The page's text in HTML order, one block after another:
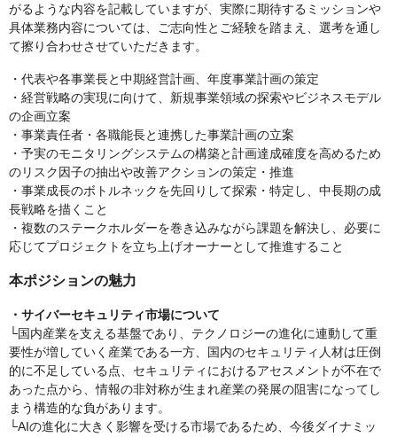
がるような内容を記載していますが、実際に期待するミッションや
具体業務内容については、ご志向性とご経験を踏まえ、選考を通し
て擦り合わせさせていただきます。
・代表や各事業長と中期経営計画、年度事業計画の策定
・経営戦略の実現に向けて、新規事業領域の探索やビジネスモデル
の企画立案
・事業責任者・各職能長と連携した事業計画の立案
・予実のモニタリングシステムの構築と計画達成確度を高めるため
のリスク因子の抽出や改善アクションの策定・推進
・事業成長のボトルネックを先回りして探索・特定し、中長期の成
長戦略を描くこと
・複数のステークホルダーを巻き込みながら課題を解決し、必要に
応じてプロジェクトを立ち上げオーナーとして推進すること
本ポジションの魅力
・サイバーセキュリティ市場について
└国内産業を支える基盤であり、テクノロジーの進化に連動して重
要性が増していく産業である一方、国内のセキュリティ人材は圧倒
的に不足している点、セキュリティにおけるアセスメントが不在で
あった点から、情報の非対称が生まれ産業の発展の阻害になってし
まう構造的な負があります。
└AIの進化に大きく影響を受ける市場であるため、今後ダイナミッ